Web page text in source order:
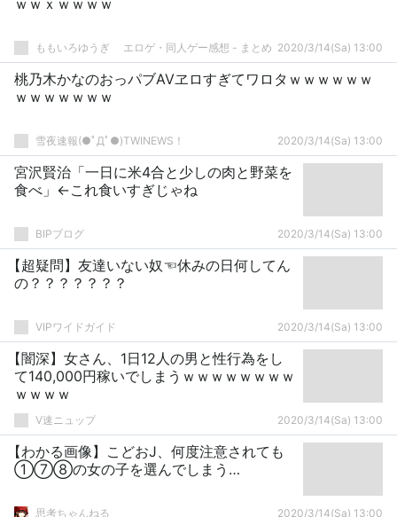
ｗｗｘｗｗｗｗ
ももいろゆうぎ エロゲ・同人ゲー感想 - まとめ 2020/3/14(Sa) 13:00
桃乃木かなのおっパブAVヱロすぎてワロタｗｗｗｗｗｗ
ｗｗｗｗｗｗｗ
雪夜速報(●ﾟДﾟ●)TWINEWS！ 2020/3/14(Sa) 13:00
宮沢賢治「一日に米4合と少しの肉と野菜を
食べ」←これ食いすぎじゃね
BIPブログ 2020/3/14(Sa) 13:00
【超疑問】友達いない奴☜休みの日何してん
の？？？？？？？
VIPワイドガイド 2020/3/14(Sa) 13:00
【闇深】女さん、1日12人の男と性行為をし
て140,000円稼いでしまうｗｗｗｗｗｗｗｗ
ｗｗｗｗ
V速ニュップ 2020/3/14(Sa) 13:00
【わかる画像】こどおJ、何度注意されても
①⑦⑧の女の子を選んでしまう…
思考ちゃんねる 2020/3/14(Sa) 13:00